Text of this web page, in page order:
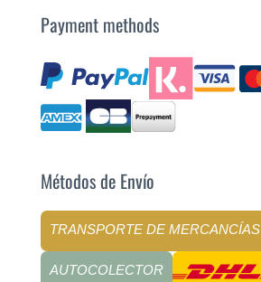
Payment methods
Métodos de Envío
TRANSPORTE DE MERCANCÍAS
AUTOCOLECTOR